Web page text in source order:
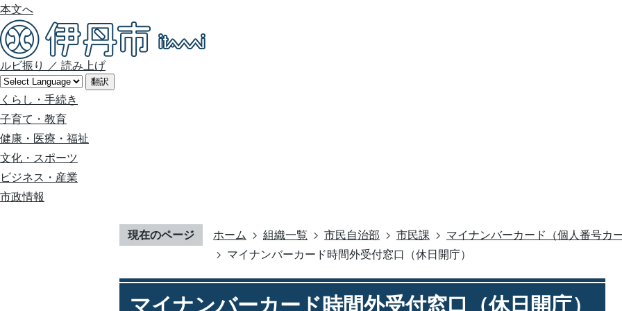
本文へ
ルビ振り ／ 読み上げ
翻訳
くらし・手続き
子育て・教育
健康・医療・福祉
文化・スポーツ
ビジネス・産業
市政情報
現在のページ ホーム 組織一覧 市民自治部 市民課
マイナンバーカード（個人番号カー
マイナンバーカード時間外受付窓口（休日開庁）
マイナンバーカード時間外受付窓口（休日開庁）